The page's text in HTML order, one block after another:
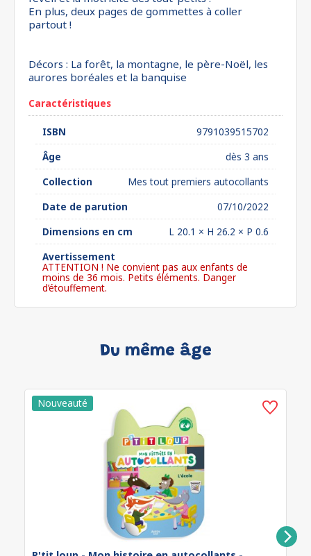
En plus, deux pages de gommettes à coller
partout !
Décors : La forêt, la montagne, le père-Noël, les
aurores boréales et la banquise
Caractéristiques
ISBN
9791039515702
Âge
dès 3 ans
Collection
Mes tout premiers autocollants
Date de parution
07/10/2022
Dimensions en cm
L 20.1 × H 26.2 × P 0.6
Avertissement
ATTENTION ! Ne convient pas aux enfants de
moins de 36 mois. Petits éléments. Danger
d’étouffement.
Du même âge